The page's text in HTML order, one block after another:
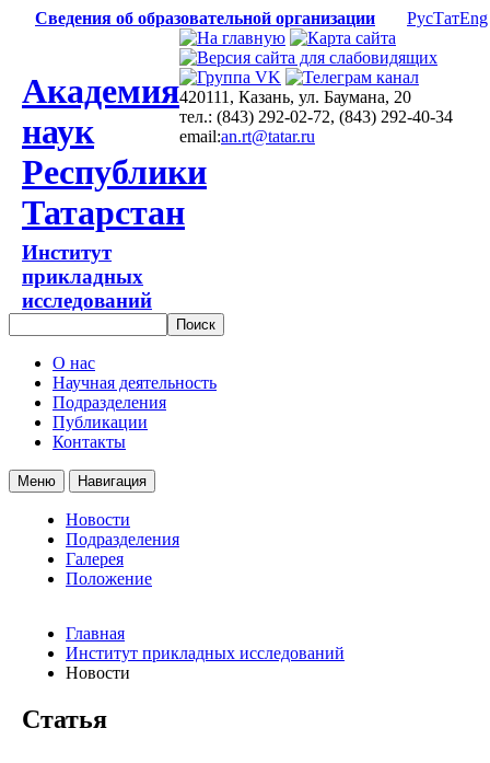
Сведения об образовательной организации РусТатEng
Академия
наук
Республики
Татарстан
Институт
прикладных
исследований
420111, Казань, ул. Баумана, 20
тел.: (843) 292-02-72, (843) 292-40-34
email:an.rt@tatar.ru
О нас
Научная деятельность
Подразделения
Публикации
Контакты
Меню Навигация
Новости
Подразделения
Галерея
Положение
Главная
Институт прикладных исследований
Новости
Статья